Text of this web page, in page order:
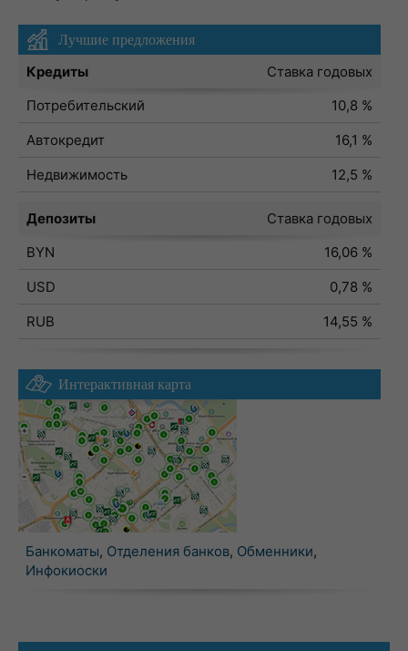
Лучшие предложения
Кредиты
Ставка годовых
Потребительский
10,8 %
Автокредит
16,1 %
Недвижимость
12,5 %
Депозиты
Ставка годовых
BYN
16,06 %
USD
0,78 %
RUB
14,55 %
Интерактивная карта
Банкоматы, Отделения банков, Обменники,
Инфокиоски